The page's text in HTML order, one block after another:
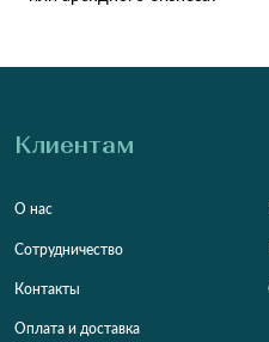
Клиентам
О нас
Сотрудничество
Контакты
Оплата и доставка